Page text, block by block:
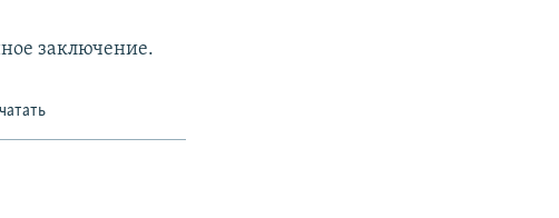
заключение.